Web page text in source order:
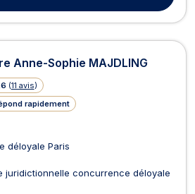
Anne-Sophie MAJDLING
(11 avis)
rapidement
déloyale Paris
juridictionnelle concurrence déloyale